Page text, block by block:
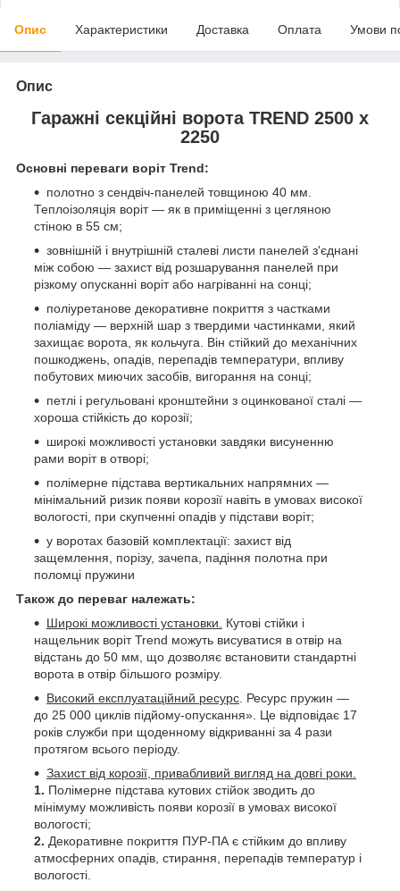
Опис Характеристики Доставка Оплата Умови
Опис
Гаражні секційні ворота TREND 2500 х
2250
Основні переваги воріт Trend:
полотно з сендвіч-панелей товщиною 40 мм.
Теплоізоляція воріт — як в приміщенні з цегляною
стіною в 55 см;
зовнішній і внутрішній сталеві листи панелей з'єднані
між собою — захист від розшарування панелей при
різкому опусканні воріт або нагріванні на сонці;
поліуретанове декоративне покриття з частками
поліаміду — верхній шар з твердими частинками, який
захищає ворота, як кольчуга. Він стійкий до механічних
пошкоджень, опадів, перепадів температури, впливу
побутових миючих засобів, вигорання на сонці;
петлі і регульовані кронштейни з оцинкованої сталі —
хороша стійкість до корозії;
широкі можливості установки завдяки висуненню
рами воріт в отворі;
полімерне підстава вертикальних напрямних —
мінімальний ризик появи корозії навіть в умовах високої
вологості, при скупченні опадів у підстави воріт;
у воротах базовій комплектації: захист від
защемлення, порізу, зачепа, падіння полотна при
поломці пружини
Також до переваг належать:
Широкі можливості установки. Кутові стійки і
нащельник воріт Trend можуть висуватися в отвір на
відстань до 50 мм, що дозволяє встановити стандартні
ворота в отвір більшого розміру.
Високий експлуатаційний ресурс. Ресурс пружин —
до 25 000 циклів підйому-опускання». Це відповідає 17
років служби при щоденному відкриванні за 4 рази
протягом всього періоду.
Захист від корозії, привабливий вигляд на довгі роки.
1. Полімерне підстава кутових стійок зводить до
мінімуму можливість появи корозії в умовах високої
вологості;
2. Декоративне покриття ПУР-ПА є стійким до впливу
атмосферних опадів, стирання, перепадів температур і
вологості.